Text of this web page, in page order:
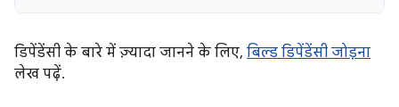
डिपेंडेंसी के बारे में ज़्यादा जानने के लिए, बिल्ड डिपेंडेंसी जोड़ना
लेख पढ़ें.